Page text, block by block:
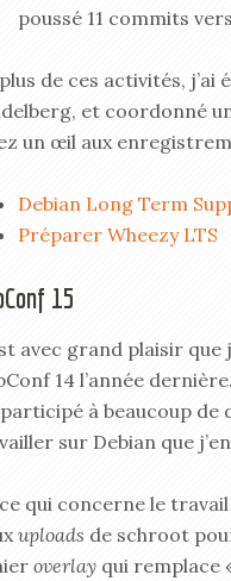
poussé 11 commits
de ces activités, j’ai
et coordonné
un œil aux
Debian Long Term
Préparer Wheezy LTS
15
avec grand plaisir
14 l’année
participé à beaucoup
sur Debian que
qui concerne le
uploads de schroot
overlay qui remplace